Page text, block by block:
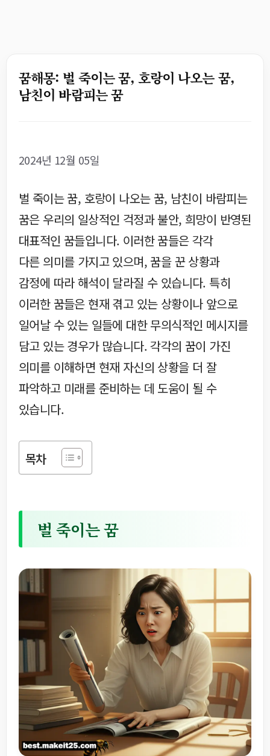
꿈해몽: 벌 죽이는 꿈, 호랑이 나오는 꿈,
남친이 바람피는 꿈
2024년 12월 05일
벌 죽이는 꿈, 호랑이 나오는 꿈, 남친이 바람피는
꿈은 우리의 일상적인 걱정과 불안, 희망이 반영된
대표적인 꿈들입니다. 이러한 꿈들은 각각
다른 의미를 가지고 있으며, 꿈을 꾼 상황과
감정에 따라 해석이 달라질 수 있습니다. 특히
이러한 꿈들은 현재 겪고 있는 상황이나 앞으로
일어날 수 있는 일들에 대한 무의식적인 메시지를
담고 있는 경우가 많습니다. 각각의 꿈이 가진
의미를 이해하면 현재 자신의 상황을 더 잘
파악하고 미래를 준비하는 데 도움이 될 수
있습니다.
목차
벌 죽이는 꿈